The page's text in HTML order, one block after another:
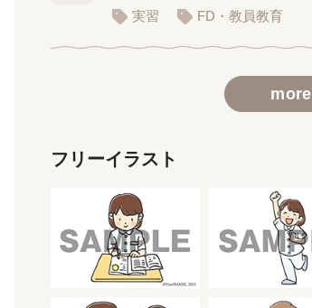
義用スライド）
実習 FD・教員教育
more
フリーイラスト